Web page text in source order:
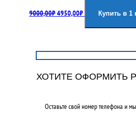
9000,00₽цена
4950,00₽цена:
Купить в 1
ХОТИТЕ ОФОРМИТЬ
Оставьте свой номер телефона и